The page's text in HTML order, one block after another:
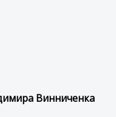
Винниченка